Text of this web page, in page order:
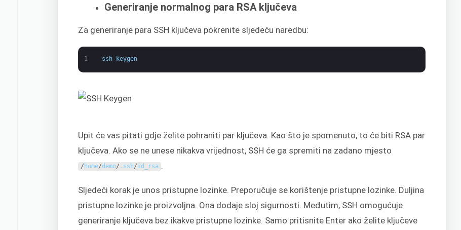
Generiranje normalnog para RSA ključeva
Za generiranje para SSH ključeva pokrenite sljedeću naredbu:
1 ssh- keygen
Upit će vas pitati gdje želite pohraniti par ključeva. Kao što je spomenuto, to će biti RSA par
ključeva. Ako se ne unese nikakva vrijednost, SSH će ga spremiti na zadano mjesto
/home/demo/ . ssh/id_rsa .
Sljedeći korak je unos pristupne lozinke. Preporučuje se korištenje pristupne lozinke. Duljina
pristupne lozinke je proizvoljna. Ona dodaje sloj sigurnosti. Međutim, SSH omogućuje
generiranje ključeva bez ikakve pristupne lozinke. Samo pritisnite Enter ako želite ključeve